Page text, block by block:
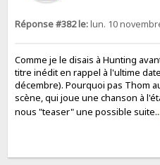
Réponse #382 le:lun. 10
Comme je le disais à Hunting
titre inédit en rappel à l'ultime
décembre). Pourquoi pas Thom
scène, qui joue une chanson à
nous "teaser" une possible